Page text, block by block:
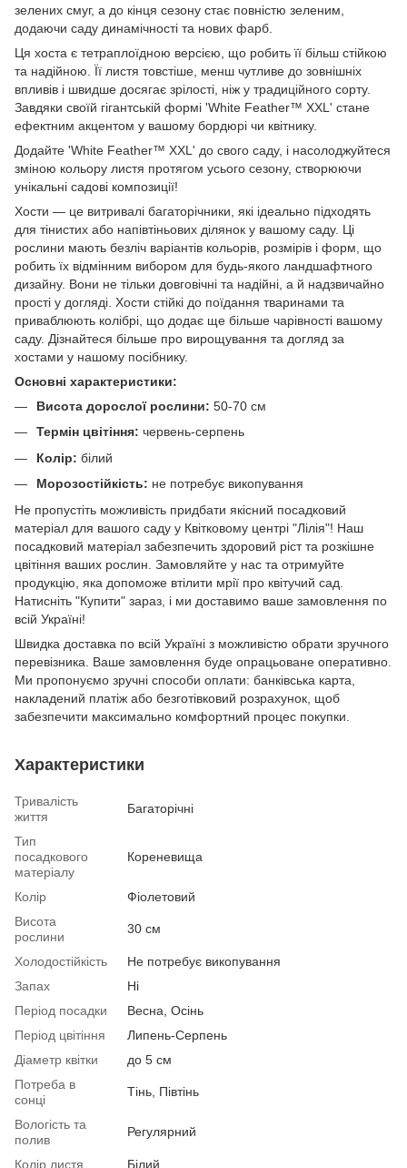
зелених смуг, а до кінця сезону стає повністю зеленим,
додаючи саду динамічності та нових фарб.
Ця хоста є тетраплоїдною версією, що робить її більш стійкою
та надійною. Її листя товстіше, менш чутливе до зовнішніх
впливів і швидше досягає зрілості, ніж у традиційного сорту.
Завдяки своїй гігантській формі 'White Feather™ XXL' стане
ефектним акцентом у вашому бордюрі чи квітнику.
Додайте 'White Feather™ XXL' до свого саду, і насолоджуйтеся
зміною кольору листя протягом усього сезону, створюючи
унікальні садові композиції!
Хости — це витривалі багаторічники, які ідеально підходять
для тінистих або напівтіньових ділянок у вашому саду. Ці
рослини мають безліч варіантів кольорів, розмірів і форм, що
робить їх відмінним вибором для будь-якого ландшафтного
дизайну. Вони не тільки довговічні та надійні, а й надзвичайно
прості у догляді. Хости стійкі до поїдання тваринами та
приваблюють колібрі, що додає ще більше чарівності вашому
саду. Дізнайтеся більше про вирощування та догляд за
хостами у нашому посібнику.
Основні характеристики:
Висота дорослої рослини: 50-70 см
Термін цвітіння: червень-серпень
Колір: білий
Морозостійкість: не потребує викопування
Не пропустіть можливість придбати якісний посадковий
матеріал для вашого саду у Квітковому центрі "Лілія"! Наш
посадковий матеріал забезпечить здоровий ріст та розкішне
цвітіння ваших рослин. Замовляйте у нас та отримуйте
продукцію, яка допоможе втілити мрії про квітучий сад.
Натисніть "Купити" зараз, і ми доставимо ваше замовлення по
всій Україні!
Швидка доставка по всій Україні з можливістю обрати зручного
перевізника. Ваше замовлення буде опрацьоване оперативно.
Ми пропонуємо зручні способи оплати: банківська карта,
накладений платіж або безготівковий розрахунок, щоб
забезпечити максимально комфортний процес покупки.
Характеристики
Тривалість
життя
Багаторічні
Тип
посадкового
матеріалу
Кореневища
Колір
Фіолетовий
Висота
рослини
30 см
Холодостійкість
Не потребує викопування
Запах
Ні
Період посадки
Весна, Осінь
Період цвітіння
Липень-Серпень
Діаметр квітки
до 5 см
Потреба в
сонці
Тінь, Півтінь
Вологість та
полив
Регулярний
Колір листя Білий